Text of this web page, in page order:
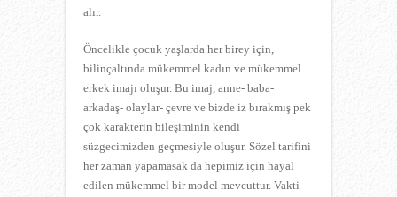
alır.
Öncelikle çocuk yaşlarda her birey için,
bilinçaltında mükemmel kadın ve mükemmel
erkek imajı oluşur. Bu imaj, anne- baba-
arkadaş- olaylar- çevre ve bizde iz bırakmış pek
çok karakterin bileşiminin kendi
süzgecimizden geçmesiyle oluşur. Sözel tarifini
her zaman yapamasak da hepimiz için hayal
edilen mükemmel bir model mevcuttur. Vakti